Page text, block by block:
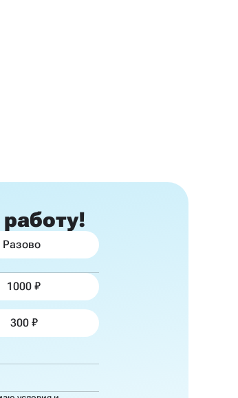
Разово
1000
300